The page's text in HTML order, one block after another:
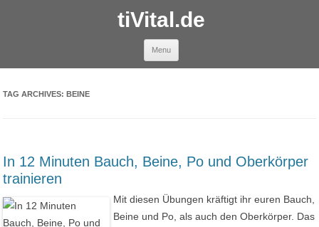
tiVital.de
Menu
TAG ARCHIVES:BEINE
In 12 Minuten Bauch, Beine, Po und Oberkörper
trainieren
Mit diesen Übungen kräftigt ihr euren Bauch,
Beine und Po, als auch den Oberkörper. Das